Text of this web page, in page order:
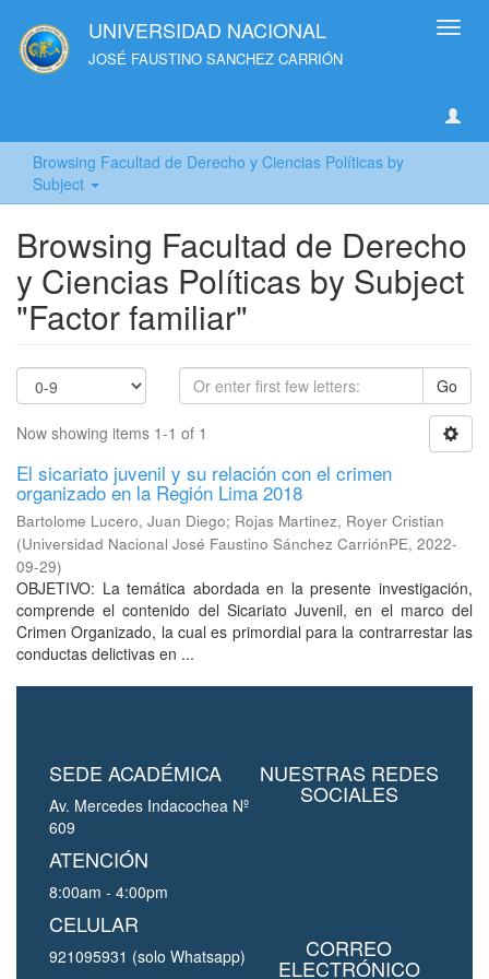
UNIVERSIDAD NACIONAL
JOSÉ FAUSTINO SANCHEZ CARRIÓN
Browsing Facultad de Derecho y Ciencias Políticas by
Subject
Browsing Facultad de Derecho
y Ciencias Políticas by Subject
"Factor familiar"
Go
Now showing items 1-1 of 1
El sicariato juvenil y su relación con el crimen
organizado en la Región Lima 2018
Bartolome Lucero, Juan Diego; Rojas Martinez, Royer Cristian
(Universidad Nacional José Faustino Sánchez CarriónPE, 2022-
09-29)
OBJETIVO: La temática abordada en la presente investigación,
comprende el contenido del Sicariato Juvenil, en el marco del
Crimen Organizado, la cual es primordial para la contrarrestar las
conductas delictivas en ...
SEDE ACADÉMICA
Av. Mercedes Indacochea Nº
609
ATENCIÓN
8:00am - 4:00pm
CELULAR
921095931 (solo Whatsapp)
NUESTRAS REDES
SOCIALES
CORREO
ELECTRÓNICO